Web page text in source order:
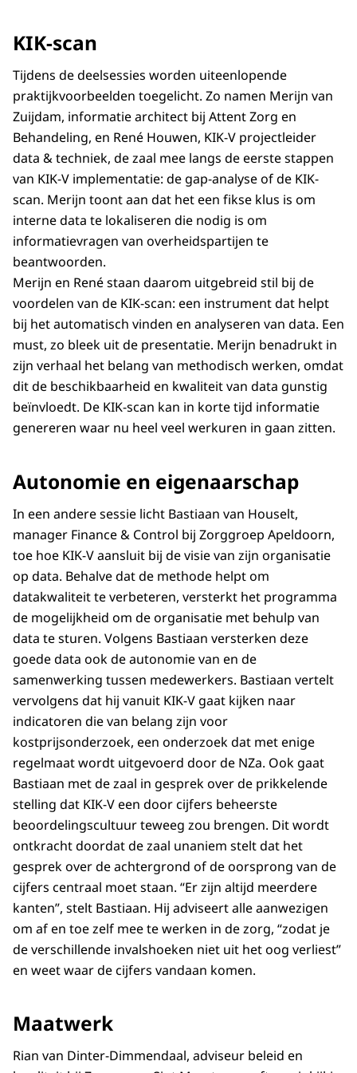
KIK-scan
Tijdens de deelsessies worden uiteenlopende
praktijkvoorbeelden toegelicht. Zo namen Merijn van
Zuijdam, informatie architect bij Attent Zorg en
Behandeling, en René Houwen, KIK-V projectleider
data & techniek, de zaal mee langs de eerste stappen
van KIK-V implementatie: de gap-analyse of de KIK-
scan. Merijn toont aan dat het een fikse klus is om
interne data te lokaliseren die nodig is om
informatievragen van overheidspartijen te
beantwoorden.
Merijn en René staan daarom uitgebreid stil bij de
voordelen van de KIK-scan: een instrument dat helpt
bij het automatisch vinden en analyseren van data. Een
must, zo bleek uit de presentatie. Merijn benadrukt in
zijn verhaal het belang van methodisch werken, omdat
dit de beschikbaarheid en kwaliteit van data gunstig
beïnvloedt. De KIK-scan kan in korte tijd informatie
genereren waar nu heel veel werkuren in gaan zitten.
Autonomie en eigenaarschap
In een andere sessie licht Bastiaan van Houselt,
manager Finance & Control bij Zorggroep Apeldoorn,
toe hoe KIK-V aansluit bij de visie van zijn organisatie
op data. Behalve dat de methode helpt om
datakwaliteit te verbeteren, versterkt het programma
de mogelijkheid om de organisatie met behulp van
data te sturen. Volgens Bastiaan versterken deze
goede data ook de autonomie van en de
samenwerking tussen medewerkers. Bastiaan vertelt
vervolgens dat hij vanuit KIK-V gaat kijken naar
indicatoren die van belang zijn voor
kostprijsonderzoek, een onderzoek dat met enige
regelmaat wordt uitgevoerd door de NZa. Ook gaat
Bastiaan met de zaal in gesprek over de prikkelende
stelling dat KIK-V een door cijfers beheerste
beoordelingscultuur teweeg zou brengen. Dit wordt
ontkracht doordat de zaal unaniem stelt dat het
gesprek over de achtergrond of de oorsprong van de
cijfers centraal moet staan. “Er zijn altijd meerdere
kanten”, stelt Bastiaan. Hij adviseert alle aanwezigen
om af en toe zelf mee te werken in de zorg, “zodat je
de verschillende invalshoeken niet uit het oog verliest”
en weet waar de cijfers vandaan komen.
Maatwerk
Rian van Dinter-Dimmendaal, adviseur beleid en